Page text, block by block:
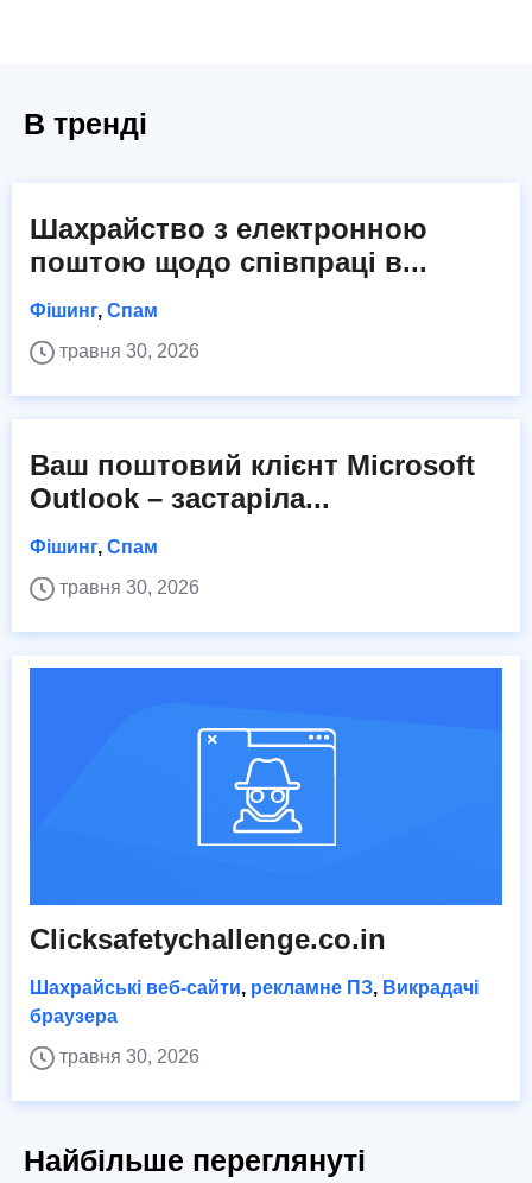
В тренді
Шахрайство з електронною
поштою щодо співпраці в...
Фішинг, Спам
травня 30, 2026
Ваш поштовий клієнт Microsoft
Outlook – застаріла...
Фішинг, Спам
травня 30, 2026
Clicksafetychallenge.co.in
Шахрайські веб-сайти, рекламне ПЗ, Викрадачі
браузера
травня 30, 2026
Найбільше переглянуті